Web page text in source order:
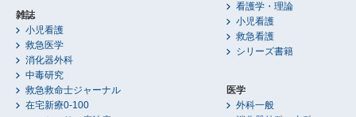
雑誌
小児看護
救急医学
消化器外科
中毒研究
救急救命士ジャーナル
在宅新療0-100
看護学・理論
小児看護
救急看護
シリーズ書籍
医学
外科一般